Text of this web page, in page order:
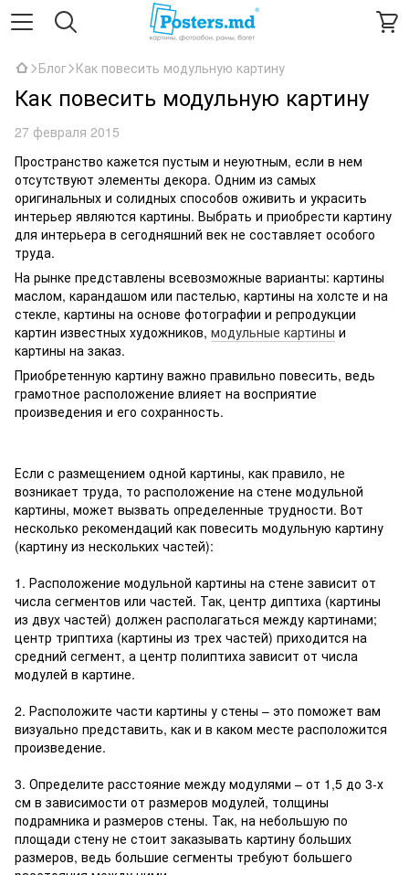
Блог Как повесить модульную картину
Как повесить модульную картину
27 февраля 2015
Пространство кажется пустым и неуютным, если в нем
отсутствуют элементы декора. Одним из самых
оригинальных и солидных способов оживить и украсить
интерьер являются картины. Выбрать и приобрести картину
для интерьера в сегодняшний век не составляет особого
труда.
На рынке представлены всевозможные варианты: картины
маслом, карандашом или пастелью, картины на холсте и на
стекле, картины на основе фотографии и репродукции
картин известных художников, модульные картины и
картины на заказ.
Приобретенную картину важно правильно повесить, ведь
грамотное расположение влияет на восприятие
произведения и его сохранность.
Если с размещением одной картины, как правило, не
возникает труда, то расположение на стене модульной
картины, может вызвать определенные трудности. Вот
несколько рекомендаций как повесить модульную картину
(картину из нескольких частей):
1. Расположение модульной картины на стене зависит от
числа сегментов или частей. Так, центр диптиха (картины
из двух частей) должен располагаться между картинами;
центр триптиха (картины из трех частей) приходится на
средний сегмент, а центр полиптиха зависит от числа
модулей в картине.
2. Расположите части картины у стены – это поможет вам
визуально представить, как и в каком месте расположится
произведение.
3. Определите расстояние между модулями – от 1,5 до 3-х
см в зависимости от размеров модулей, толщины
подрамника и размеров стены. Так, на небольшую по
площади стену не стоит заказывать картину больших
размеров, ведь большие сегменты требуют большего